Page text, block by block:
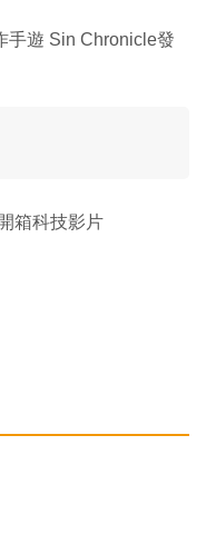
手遊 Sin Chronicle發
箱科技影片